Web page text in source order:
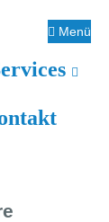
Menü